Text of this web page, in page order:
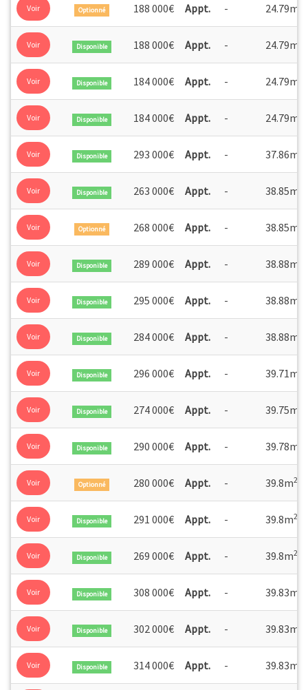
Voir Optionné 188 000€ Appt. - 24.79m
Voir Disponible 188 000€ Appt. - 24.79m
Voir Disponible 184 000€ Appt. - 24.79m
Voir Disponible 184 000€ Appt. - 24.79m
Voir Disponible 293 000€ Appt. - 37.86m
Voir Disponible 263 000€ Appt. - 38.85m
Voir Optionné 268 000€ Appt. - 38.85m
Voir Disponible 289 000€ Appt. - 38.88m
Voir Disponible 295 000€ Appt. - 38.88m
Voir Disponible 284 000€ Appt. - 38.88m
Voir Disponible 296 000€ Appt. - 39.71m
Voir Disponible 274 000€ Appt. - 39.75m
Voir Disponible 290 000€ Appt. - 39.78m
Voir Optionné 280 000€ Appt. - 39.8m2
Voir Disponible 291 000€ Appt. - 39.8m2
Voir Disponible 269 000€ Appt. - 39.8m2
Voir Disponible 308 000€ Appt. - 39.83m
Voir Disponible 302 000€ Appt. - 39.83m
Voir Disponible 314 000€ Appt. - 39.83m